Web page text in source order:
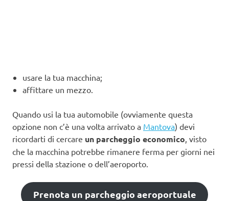
usare la tua macchina;
affittare un mezzo.
Quando usi la tua automobile (ovviamente questa
opzione non c’è una volta arrivato a Mantova) devi
ricordarti di cercare un parcheggio economico , visto
che la macchina potrebbe rimanere ferma per giorni nei
pressi della stazione o dell’aeroporto.
Prenota un parcheggio aeroportuale